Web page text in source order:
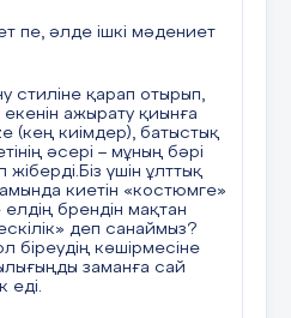
пе, әлде ішкі мәдениет
стиліне қарап отырып,
ажырату қиынға
(кең киімдер), батыстық
әсері – мұның бәрі
жіберді.Біз үшін ұлттық
киетін «костюмге»
брендін мақтан
деп санаймыз?
біреудің көшірмесіне
заманға сай
еді.